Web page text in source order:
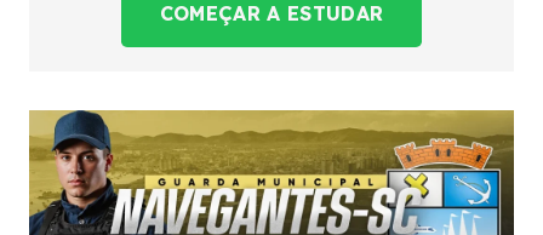
COMEÇAR A ESTUDAR